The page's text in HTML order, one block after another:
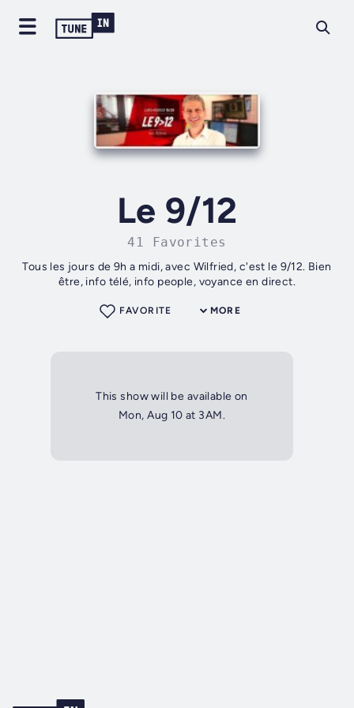
Le 9/12
41 Favorites
Tous les jours de 9h a midi, avec Wilfried, c'est le 9/12. Bien
être, info télé, info people, voyance en direct.
MORE
FAVORITE
This show will be available on
Mon, Aug 10 at 3AM.